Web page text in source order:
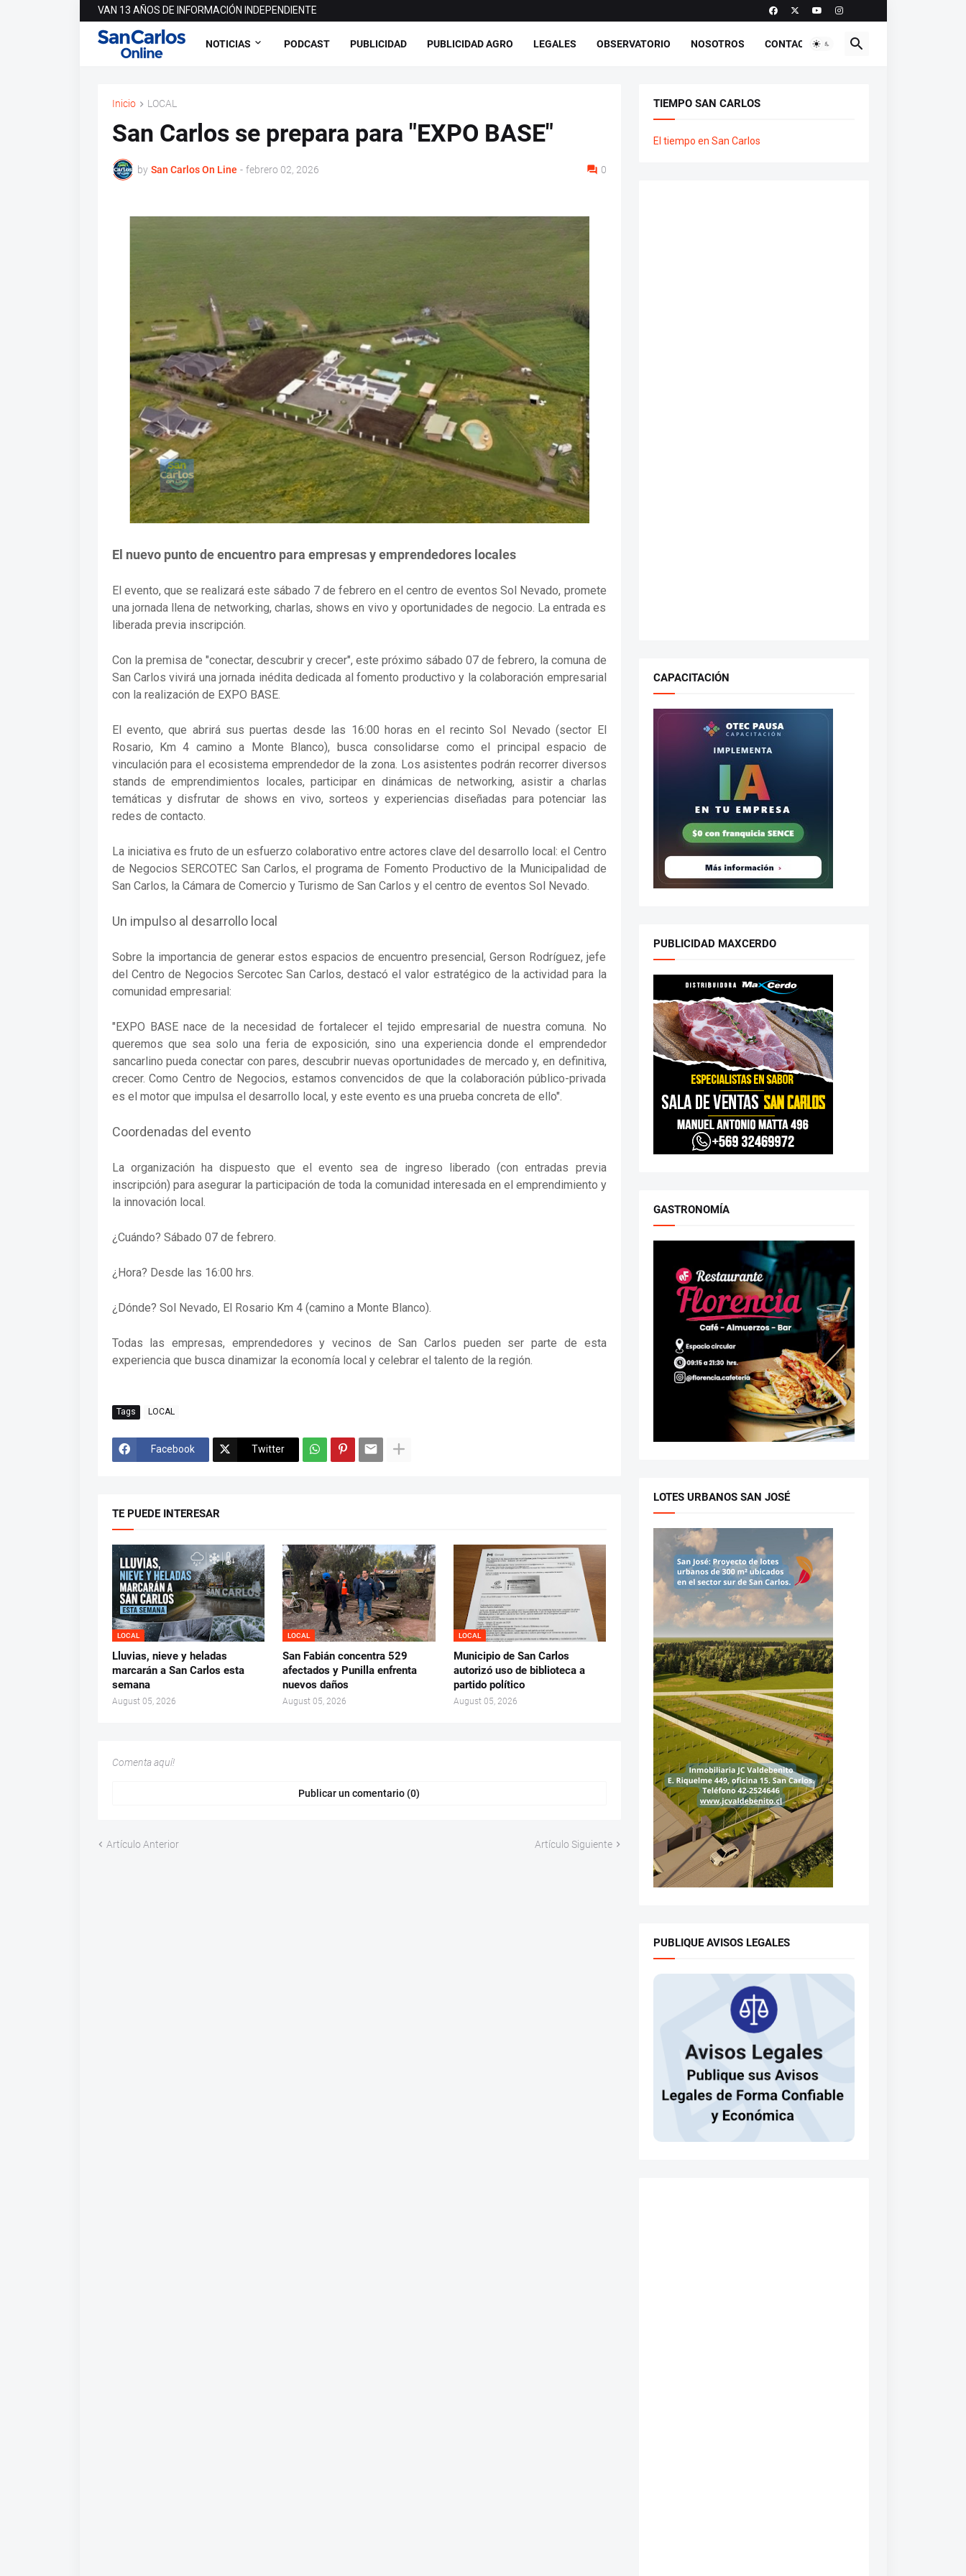
VAN 13 AÑOS DE INFORMACIÓN INDEPENDIENTE
NOTICIAS PODCAST PUBLICIDAD PUBLICIDAD AGRO LEGALES OBSERVATORIO NOSOTROS CONTACTO
Inicio LOCAL
San Carlos se prepara para "EXPO BASE"
by San Carlos On Line - febrero 02, 2026 0
El nuevo punto de encuentro para empresas y emprendedores locales
El evento, que se realizará este sábado 7 de febrero en el centro de eventos Sol Nevado, promete
una jornada llena de networking, charlas, shows en vivo y oportunidades de negocio. La entrada es
liberada previa inscripción.
Con la premisa de "conectar, descubrir y crecer", este próximo sábado 07 de febrero, la comuna de
San Carlos vivirá una jornada inédita dedicada al fomento productivo y la colaboración empresarial
con la realización de EXPO BASE.
El evento, que abrirá sus puertas desde las 16:00 horas en el recinto Sol Nevado (sector El
Rosario, Km 4 camino a Monte Blanco), busca consolidarse como el principal espacio de
vinculación para el ecosistema emprendedor de la zona. Los asistentes podrán recorrer diversos
stands de emprendimientos locales, participar en dinámicas de networking, asistir a charlas
temáticas y disfrutar de shows en vivo, sorteos y experiencias diseñadas para potenciar las
redes de contacto.
La iniciativa es fruto de un esfuerzo colaborativo entre actores clave del desarrollo local: el Centro
de Negocios SERCOTEC San Carlos, el programa de Fomento Productivo de la Municipalidad de
San Carlos, la Cámara de Comercio y Turismo de San Carlos y el centro de eventos Sol Nevado.
Un impulso al desarrollo local
Sobre la importancia de generar estos espacios de encuentro presencial, Gerson Rodríguez, jefe
del Centro de Negocios Sercotec San Carlos, destacó el valor estratégico de la actividad para la
comunidad empresarial:
"EXPO BASE nace de la necesidad de fortalecer el tejido empresarial de nuestra comuna. No
queremos que sea solo una feria de exposición, sino una experiencia donde el emprendedor
sancarlino pueda conectar con pares, descubrir nuevas oportunidades de mercado y, en definitiva,
crecer. Como Centro de Negocios, estamos convencidos de que la colaboración público-privada
es el motor que impulsa el desarrollo local, y este evento es una prueba concreta de ello".
Coordenadas del evento
La organización ha dispuesto que el evento sea de ingreso liberado (con entradas previa
inscripción) para asegurar la participación de toda la comunidad interesada en el emprendimiento y
la innovación local.
¿Cuándo? Sábado 07 de febrero.
¿Hora? Desde las 16:00 hrs.
¿Dónde? Sol Nevado, El Rosario Km 4 (camino a Monte Blanco).
Todas las empresas, emprendedores y vecinos de San Carlos pueden ser parte de esta
experiencia que busca dinamizar la economía local y celebrar el talento de la región.
Tags LOCAL
Facebook Twitter
TE PUEDE INTERESAR
LOCAL
Lluvias, nieve y heladas
marcarán a San Carlos esta
semana
August 05, 2026
LOCAL
San Fabián concentra 529
afectados y Punilla enfrenta
nuevos daños
August 05, 2026
LOCAL
Municipio de San Carlos
autorizó uso de biblioteca a
partido político
August 05, 2026
Comenta aquí!
Publicar un comentario (0)
Artículo Anterior Artículo Siguiente
TIEMPO SAN CARLOS
El tiempo en San Carlos
CAPACITACIÓN
PUBLICIDAD MAXCERDO
GASTRONOMÍA
LOTES URBANOS SAN JOSÉ
PUBLIQUE AVISOS LEGALES